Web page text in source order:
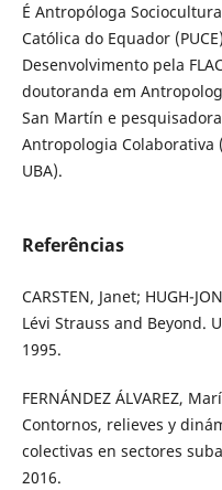
É Antropóloga
Católica do Equador
Desenvolvimento pela
doutoranda em
San Martín e
Antropologia Colaborativa
UBA).
Referências
CARSTEN, Janet; HUGH-
Lévi Strauss and Beyond.
1995.
FERNÁNDEZ ÁLVAREZ,
Contornos, relieves y
colectivas en sectores
2016.